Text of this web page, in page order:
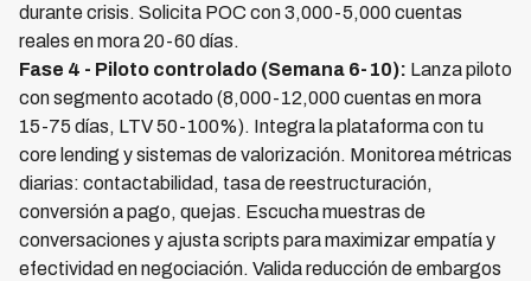
durante crisis. Solicita POC con 3,000-5,000 cuentas
reales en mora 20-60 días.
Fase 4 - Piloto controlado (Semana 6-10): Lanza piloto
con segmento acotado (8,000-12,000 cuentas en mora
15-75 días, LTV 50-100%). Integra la plataforma con tu
core lending y sistemas de valorización. Monitorea métricas
diarias: contactabilidad, tasa de reestructuración,
conversión a pago, quejas. Escucha muestras de
conversaciones y ajusta scripts para maximizar empatía y
efectividad en negociación. Valida reducción de embargos